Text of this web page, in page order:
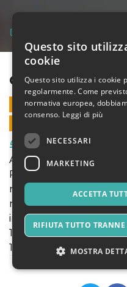
CAFFÈ JOAN
13 DICEMBRE 2020 -
VENDITE ONLINE
Food & Beverages
Alla guida dei pennelli
Romano, brillante
nella creazione di Joan
non sono semplici
immediate e
11.30: inizio evento
11.30
Questo sito
cookie
Questo sito utilizza i cookie
regolarmente. Come
normativa europea,
consenso. Leggi di più
NECESSARI
MARKETING
ACCETTA
RIFIUTA TUTTO TRANNE
MOSTRA